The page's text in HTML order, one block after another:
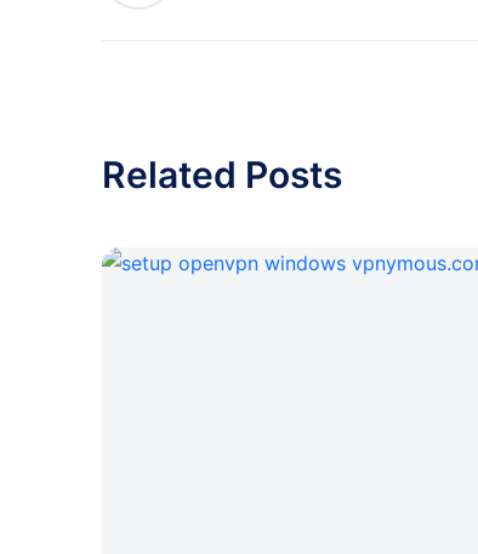
Related Posts